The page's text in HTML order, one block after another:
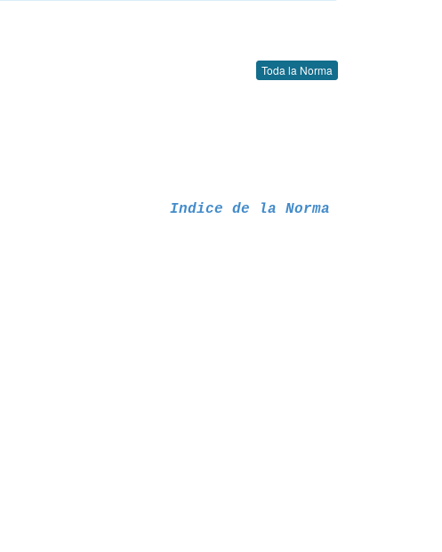
Toda la Norma
Indice de la Norma